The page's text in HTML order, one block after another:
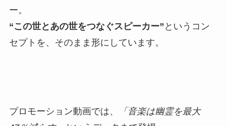
ー。
“この世とあの世をつなぐスピーカー” というコン
セプトを、そのまま形にしています。
プロモーション動画では、
「音楽は幽霊を最大